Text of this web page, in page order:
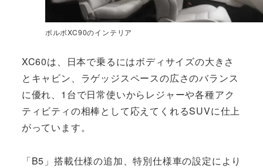
ボルボXC90のインテリア
XC60は、日本で乗るにはボディサイズの大きさ
とキャビン、ラゲッジスペースの広さのバランス
に優れ、1台で日常使いからレジャーや各種アク
ティビティの相棒として応えてくれるSUVに仕上
がっています。
「B5」搭載仕様の追加、特別仕様車の設定により